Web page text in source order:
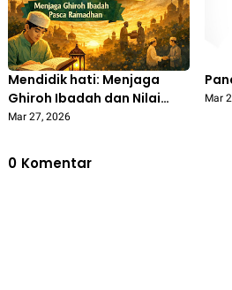
Mendidik hati: Menjaga
Ghiroh Ibadah dan Nilai
Kesalehan Pasca
Mar 27, 2026
Mar
0 Komentar